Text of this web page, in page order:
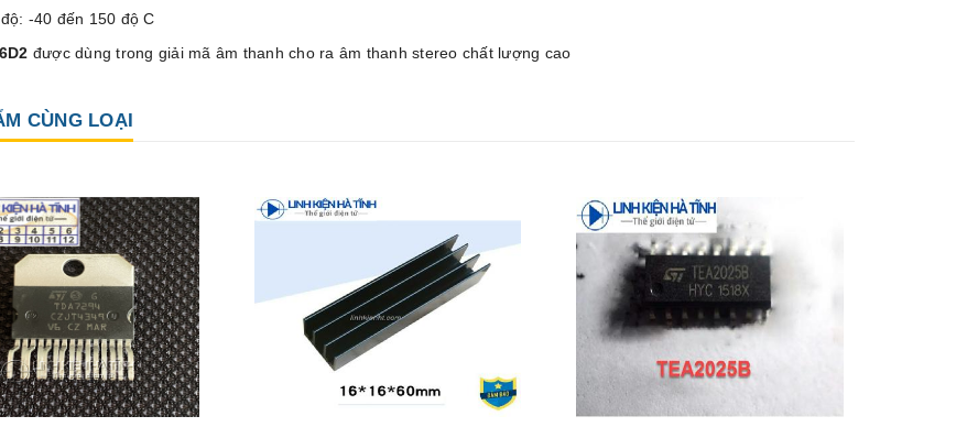
-40 đến 150 độ C
được dùng trong giải mã âm thanh cho ra âm thanh stereo chất lượng cao
CÙNG LOẠI